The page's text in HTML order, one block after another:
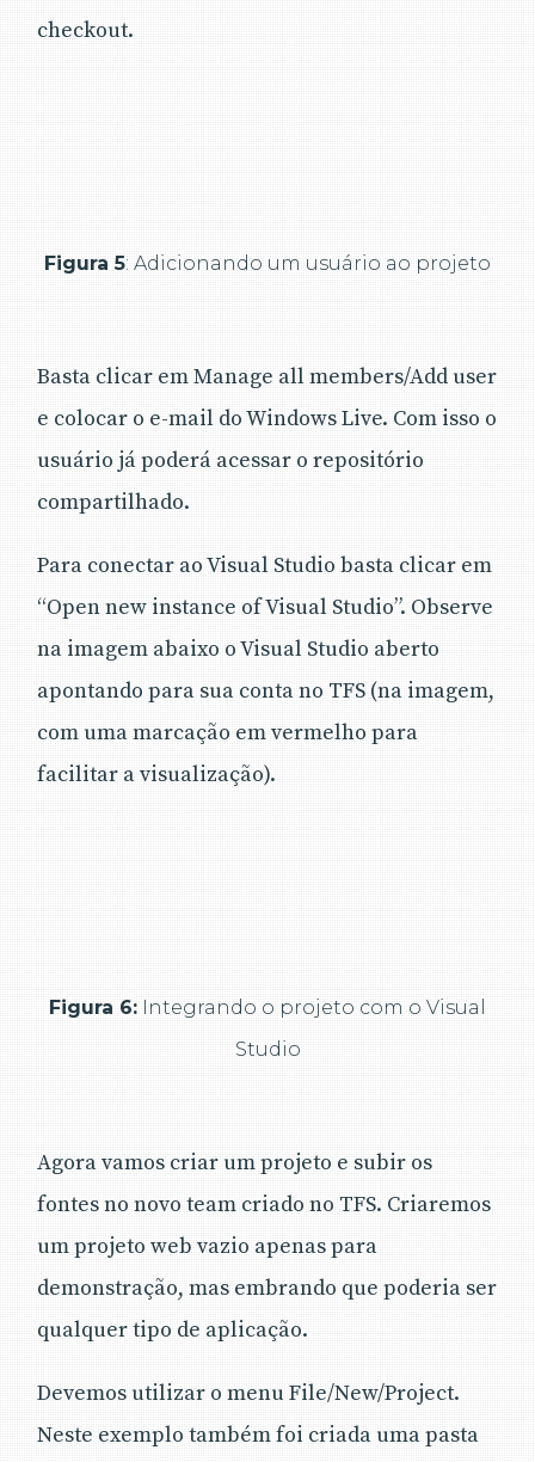
checkout.
Figura 5: Adicionando um usuário ao projeto
Basta clicar em Manage all members/Add user
e colocar o e-mail do Windows Live. Com isso o
usuário já poderá acessar o repositório
compartilhado.
Para conectar ao Visual Studio basta clicar em
“Open new instance of Visual Studio”. Observe
na imagem abaixo o Visual Studio aberto
apontando para sua conta no TFS (na imagem,
com uma marcação em vermelho para
facilitar a visualização).
Figura 6: Integrando o projeto com o Visual
Studio
Agora vamos criar um projeto e subir os
fontes no novo team criado no TFS. Criaremos
um projeto web vazio apenas para
demonstração, mas embrando que poderia ser
qualquer tipo de aplicação.
Devemos utilizar o menu File/New/Project.
Neste exemplo também foi criada uma pasta